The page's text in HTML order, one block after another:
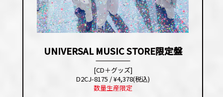
UNIVERSAL MUSIC STORE限定盤
[CD＋グッズ]
D2CJ-8175 / ¥4,378(税込)
数量生産限定